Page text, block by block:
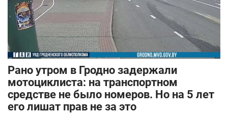
Рано утром в Гродно задержали
мотоциклиста: на транспортном
средстве не было номеров. Но на 5 лет
его лишат прав не за это